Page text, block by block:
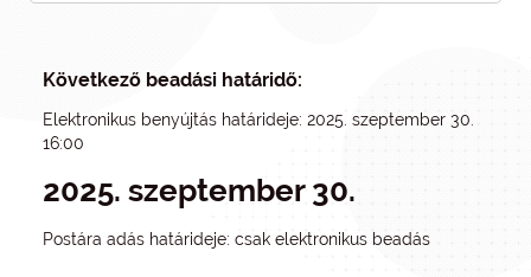
Következő beadási határidő:
Elektronikus benyújtás határideje: 2025. szeptember 30.
16:00
2025. szeptember 30.
Postára adás határideje: csak elektronikus beadás